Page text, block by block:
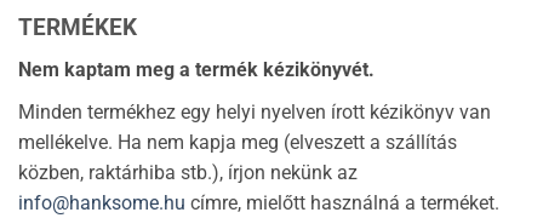
TERMÉKEK
Nem kaptam meg a termék kézikönyvét.
Minden termékhez egy helyi nyelven írott kézikönyv van
mellékelve. Ha nem kapja meg (elveszett a szállítás
közben, raktárhiba stb.), írjon nekünk az
info@hanksome.hu címre, mielőtt használná a terméket.